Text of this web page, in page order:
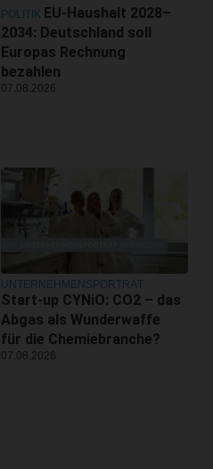
POLITIK EU-Haushalt 2028–
2034: Deutschland soll
Europas Rechnung
bezahlen
07.08.2026
UNTERNEHMENSPORTRÄT
Start-up CYNiO: CO2 – das
Abgas als Wunderwaffe
für die Chemiebranche?
07.08.2026